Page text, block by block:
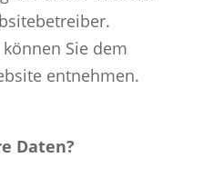
Sie dem
entnehmen.
Daten?